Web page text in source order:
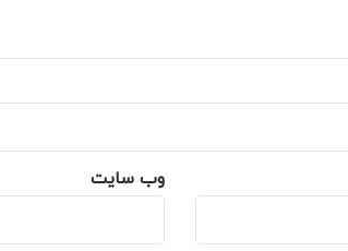
وب‌ سایت